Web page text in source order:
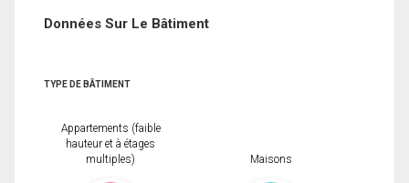
Données Sur Le Bâtiment
TYPE DE BÂTIMENT
Appartements (faible
hauteur et à étages
multiples)
Maisons